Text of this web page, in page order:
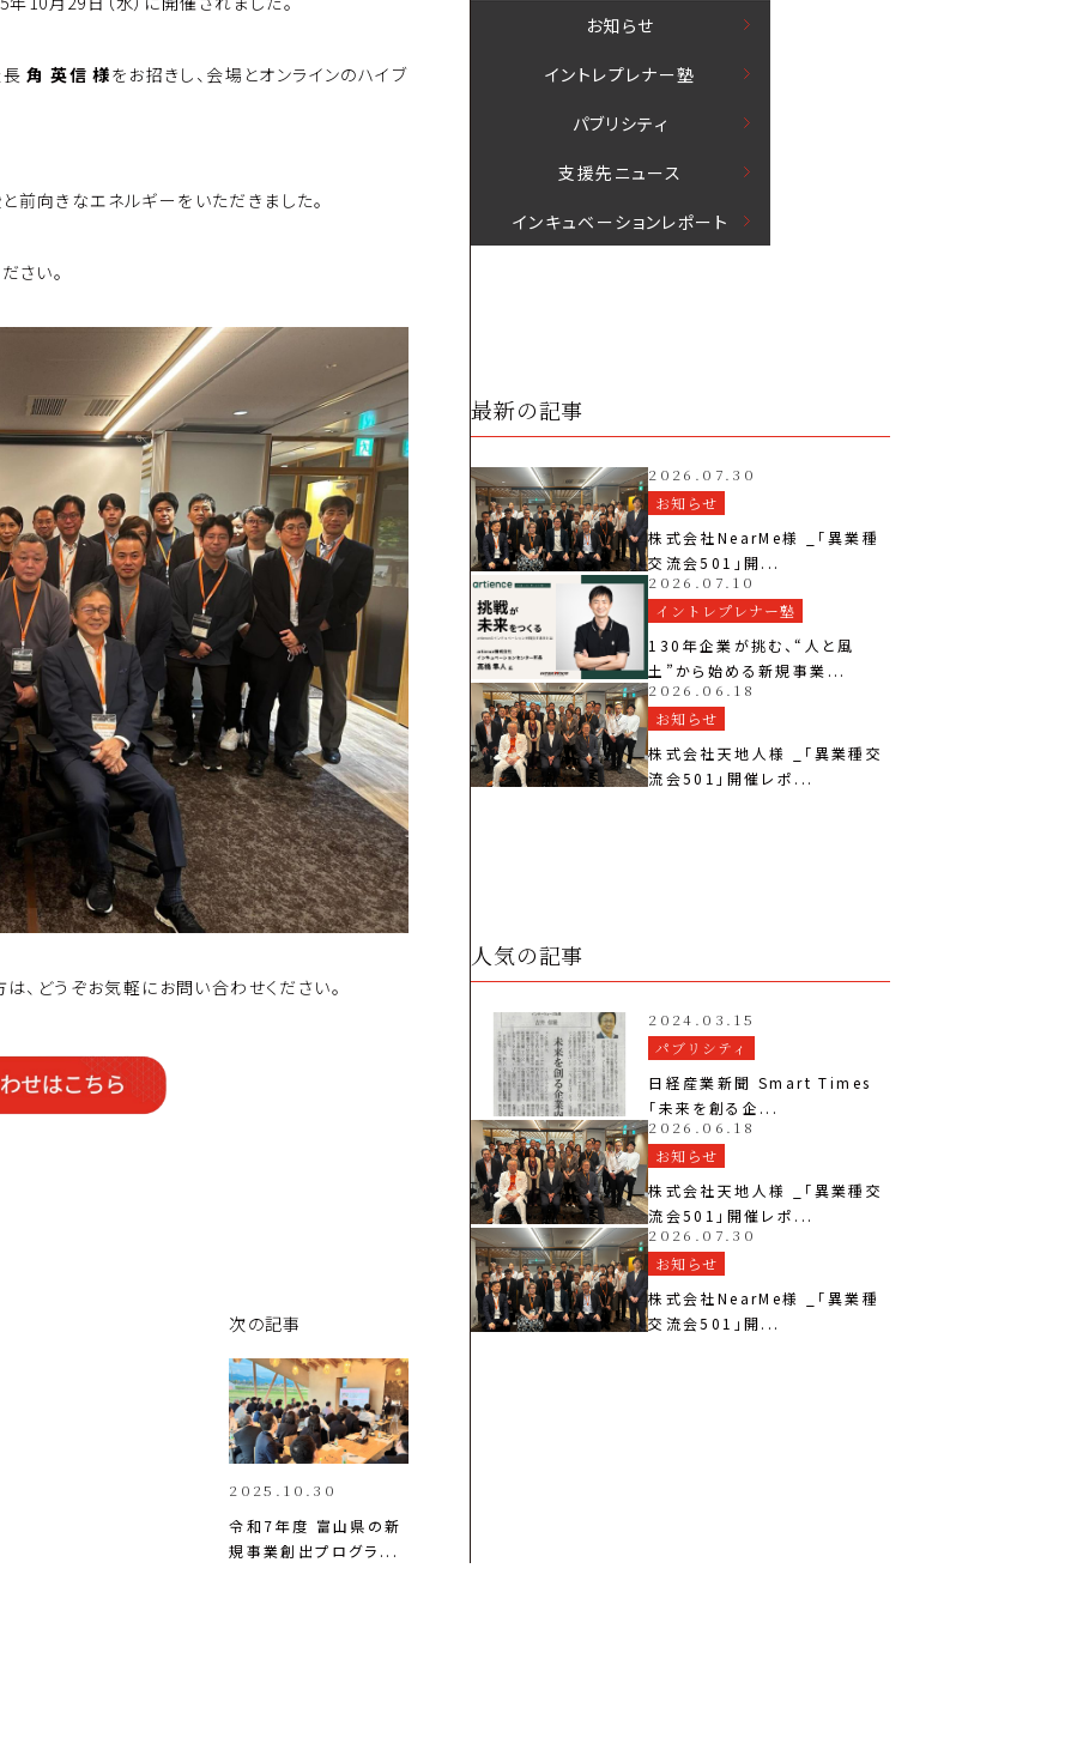
長角 英信 様をお招きし、会場とオンラインのハイブ
前向きなエネルギーをいただきました。
さい。
、どうぞお気軽にお問い合わせください。
次の記事
2025.10.30
令和7年度 富山県の新
規事業創出プログラ...
お知らせ
イントレプレナー塾
パブリシティ
⽀援先ニュース
インキュベーションレポート
最新の記事
2026.07.30
お知らせ
株式会社NearMe様 _「異業種
交流会501」開...
2026.07.10
イントレプレナー塾
130年企業が挑む、“人と風
土”から始める新規事業...
2026.06.18
お知らせ
株式会社天地人様 _「異業種交
流会501」開催レポ...
人気の記事
2024.03.15
パブリシティ
日経産業新聞 Smart Times
「未来を創る企...
2026.06.18
お知らせ
株式会社天地人様 _「異業種交
流会501」開催レポ...
2026.07.30
お知らせ
株式会社NearMe様 _「異業種
交流会501」開...